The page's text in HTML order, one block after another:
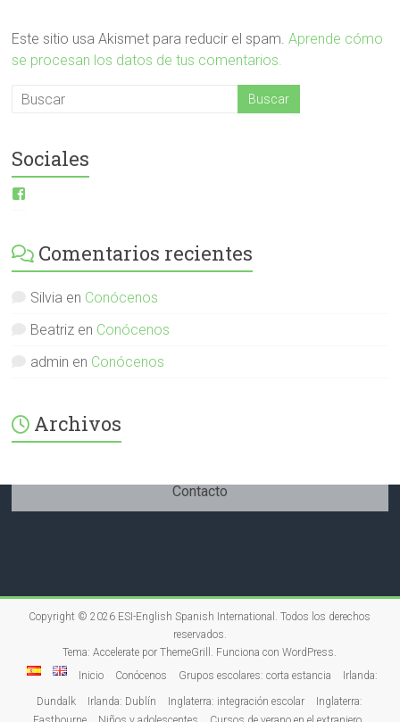
Este sitio usa Akismet para reducir el spam.Aprende cómo
se procesan los datos de tus comentarios.
Sociales
English-
Spanish-
379232072254671
en
Facebook
Comentarios recientes
Silvia en Conócenos
Beatriz en Conócenos
admin en Conócenos
Archivos
Contacto
Copyright © 2026 ESI-English Spanish International . Todos los derechos
reservados.
Tema:Accelerate por ThemeGrill. Funciona conWordPress.
Inicio
Conócenos Grupos escolares: corta estancia Irlanda:
Dundalk Irlanda: Dublín Inglaterra: integración escolar
Inglaterra: